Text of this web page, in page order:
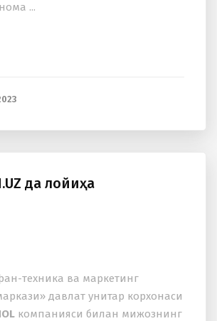
...
да лойиҳа
теxника ва маркетинг
маркази» давлат унитар корxонаси
компанияси билан мижознинг